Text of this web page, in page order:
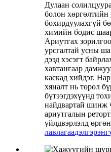
Дулаан
болон хөргөлтийн
бохирдуулахгүй
химийн бодис
Ариутгах
урсгалтай усны
дээд хэсэгт
хавтангаар
каскад хийдэг.
хяналт нь төрөл
бүтээгдэхүүнд
найдвартай шинж
ариутгалын
үйлдвэрлэлд
лавлагаа